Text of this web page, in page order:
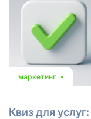
маркетинг
Квиз для